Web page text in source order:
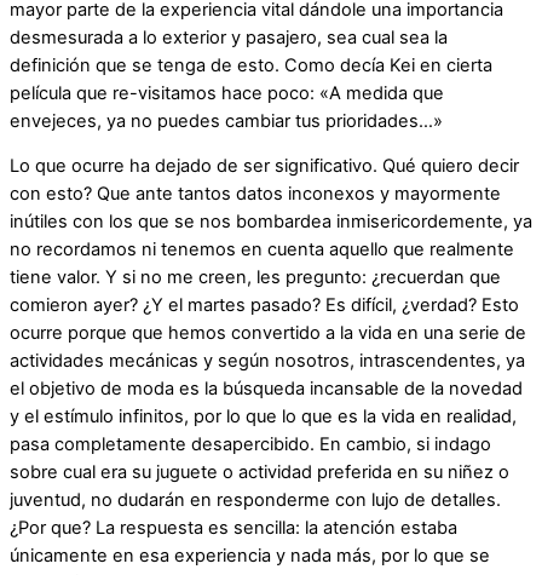
mayor parte de la experiencia vital dándole una importancia
desmesurada a lo exterior y pasajero, sea cual sea la
definición que se tenga de esto. Como decía Kei en cierta
película que re-visitamos hace poco: «A medida que
envejeces, ya no puedes cambiar tus prioridades…»
Lo que ocurre ha dejado de ser significativo. Qué quiero decir
con esto? Que ante tantos datos inconexos y mayormente
inútiles con los que se nos bombardea inmisericordemente, ya
no recordamos ni tenemos en cuenta aquello que realmente
tiene valor. Y si no me creen, les pregunto: ¿recuerdan que
comieron ayer? ¿Y el martes pasado? Es difícil, ¿verdad? Esto
ocurre porque que hemos convertido a la vida en una serie de
actividades mecánicas y según nosotros, intrascendentes, ya
el objetivo de moda es la búsqueda incansable de la novedad
y el estímulo infinitos, por lo que lo que es la vida en realidad,
pasa completamente desapercibido. En cambio, si indago
sobre cual era su juguete o actividad preferida en su niñez o
juventud, no dudarán en responderme con lujo de detalles.
¿Por que? La respuesta es sencilla: la atención estaba
únicamente en esa experiencia y nada más, por lo que se